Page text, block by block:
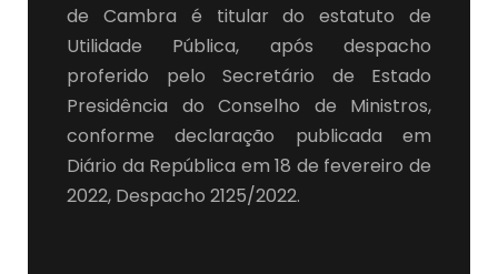
de Cambra é titular do estatuto de
Utilidade Pública, após despacho
proferido pelo Secretário de Estado
Presidência do Conselho de Ministros,
conforme declaração publicada em
Diário da República em 18 de fevereiro de
2022, Despacho 2125/2022.